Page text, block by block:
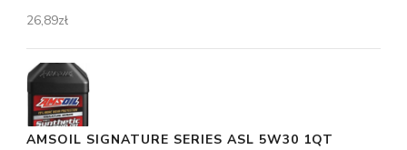
26,89zł
AMSOIL SIGNATURE SERIES ASL 5W30 1QT